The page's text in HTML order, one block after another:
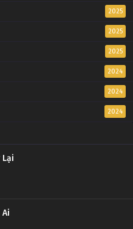
2025
2025
2025
2024
2024
2024
Lại